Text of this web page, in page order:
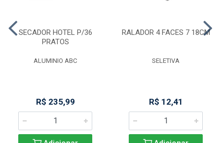
SECADOR HOTEL P/36
PRATOS
ALUMINIO ABC
R$ 235,99
RALADOR 4 FACES 7 18CM
SELETIVA
R$ 12,41